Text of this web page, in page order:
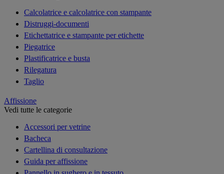
Calcolatrice e calcolatrice con stampante
Distruggi-documenti
Etichettatrice e stampante per etichette
Piegatrice
Plastificatrice e busta
Rilegatura
Taglio
Affissione
Vedi tutte le categorie
Accessori per vetrine
Bacheca
Cartellina di consultazione
Guida per affissione